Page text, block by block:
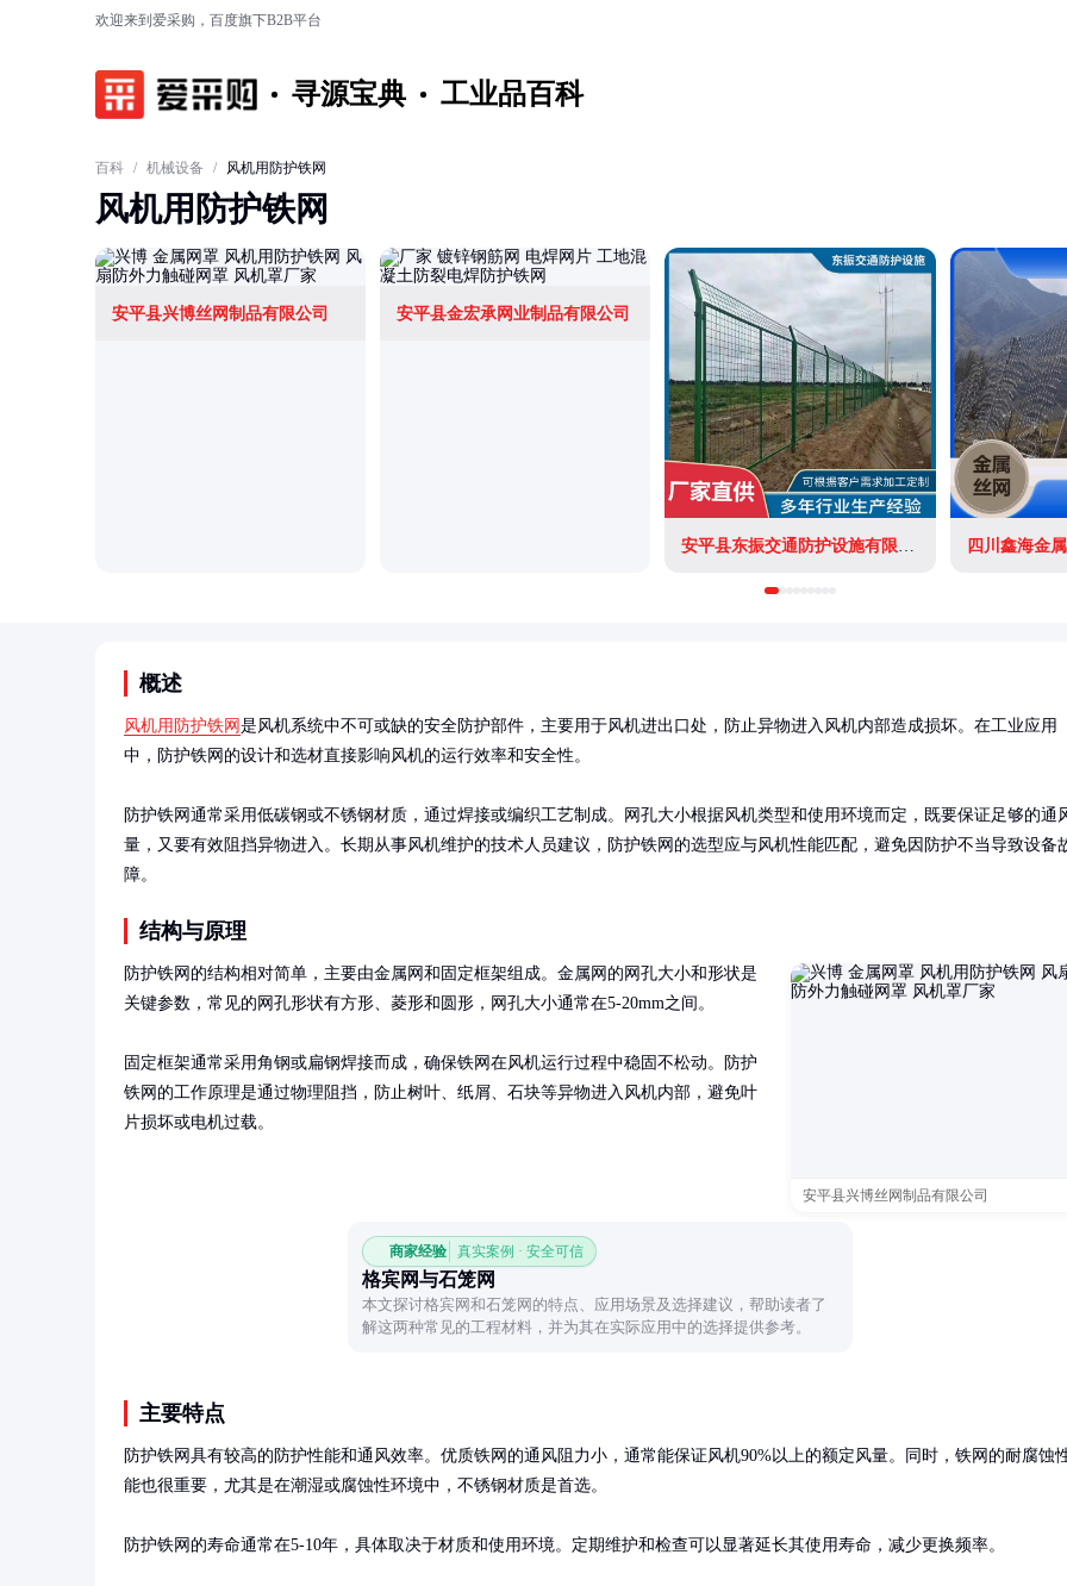
欢迎来到爱采购，百度旗下B2B平台
寻源宝典 工业品百科
百科 / 机械设备 / 风机用防护铁网
风机用防护铁网
安平县兴博丝网制品有限公司 安平县金宏承网业制品有限公司
安平县东振交通防护设施有限公司 四川鑫海金
概述
风机用防护铁网 是风机系统中不可或缺的安全防护部件，主要用于风机进出口处，防止异物进入风机内部造成损坏。在工业应用
中，防护铁网的设计和选材直接影响风机的运行效率和安全性。
防护铁网通常采用低碳钢或不锈钢材质，通过焊接或编织工艺制成。网孔大小根据风机类型和使用环境而定，既要保证足够的通
量，又要有效阻挡异物进入。长期从事风机维护的技术人员建议，防护铁网的选型应与风机性能匹配，避免因防护不当导致设备
障。
结构与原理
安平县兴博丝网制品有限公司
防护铁网的结构相对简单，主要由金属网和固定框架组成。金属网的网孔大小和形状是
关键参数，常见的网孔形状有方形、菱形和圆形，网孔大小通常在5-20mm之间。
固定框架通常采用角钢或扁钢焊接而成，确保铁网在风机运行过程中稳固不松动。防护
铁网的工作原理是通过物理阻挡，防止树叶、纸屑、石块等异物进入风机内部，避免叶
片损坏或电机过载。
商家经验 真实案例 · 安全可信
格宾网与石笼网
本文探讨格宾网和石笼网的特点、应用场景及选择建议，帮助读者了
解这两种常见的工程材料，并为其在实际应用中的选择提供参考。
主要特点
防护铁网具有较高的防护性能和通风效率。优质铁网的通风阻力小，通常能保证风机90%以上的额定风量。同时，铁网的耐腐蚀
能也很重要，尤其是在潮湿或腐蚀性环境中，不锈钢材质是首选。
防护铁网的寿命通常在5-10年，具体取决于材质和使用环境。定期维护和检查可以显著延长其使用寿命，减少更换频率。